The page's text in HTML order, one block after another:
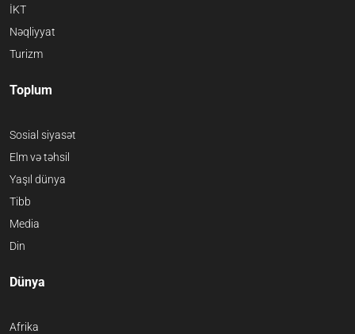
İKT
Nəqliyyat
Turizm
Toplum
Sosial siyasət
Elm və təhsil
Yaşıl dünya
Tibb
Media
Din
Dünya
Afrika